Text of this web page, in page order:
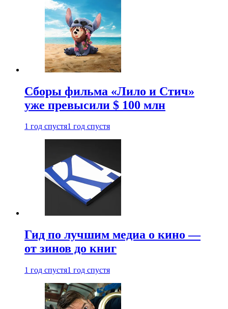
Сборы фильма «Лило и Стич»
уже превысили $ 100 млн
1 год спустя1 год спустя
Гид по лучшим медиа о кино —
от зинов до книг
1 год спустя1 год спустя